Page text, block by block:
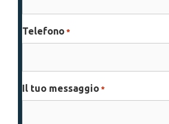
Telefono *
Il tuo messaggio *